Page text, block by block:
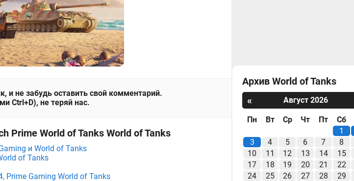
и не забудь оставить свой комментарий.
Ctrl+D), не теряй нас.
Prime World of Tanks World of Tanks
и World of Tanks
of Tanks
Prime Gaming World of Tanks
Архив World of Tanks
«
Август 2026
Пн Вт Ср Чт Пт
Сб
1
3
4 5 6 7
8
10
11 12 13 14
15
17
18 19 20 21
22
24
25 26 27 28
29